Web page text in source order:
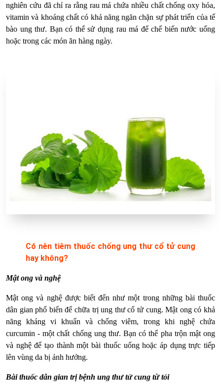
nghiên cứu đã chỉ ra rằng rau má chứa nhiều chất chống oxy hóa,
vitamin và khoáng chất có khả năng ngăn chặn sự phát triển của tế
bào ung thư. Bạn có thể sử dụng rau má để chế biến nước uống
hoặc trong các món ăn hàng ngày.
Có nên tiêm thuốc chống ung thư cổ tử cung
hay không?
Mật ong và nghệ
Mật ong và nghệ được biết đến như một trong những bài thuốc
dân gian phổ biến để chữa trị ung thư cổ tử cung. Mật ong có khả
năng kháng vi khuẩn và chống viêm, trong khi nghệ chứa
curcumin - một chất chống ung thư. Bạn có thể pha trộn mật ong
và nghệ để tạo thành một bài thuốc uống hoặc áp dụng trực tiếp
lên vùng da bị ảnh hưởng.
Bài thuốc dân gian trị bệnh ung thư tử cung từ tỏi